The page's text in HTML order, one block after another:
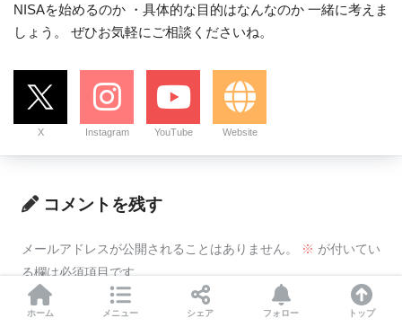
NISAを始めるのか ・具体的な目的はなんなのか 一緒に考えま
しょう。 ぜひお気軽にご相談くださいね。
X Instagram YouTube Website
コメントを残す
メールアドレスが公開されることはありません。 ※ が付いてい
る欄は必須項目です
コメント
ホーム メニュー シェア フォロー トップ